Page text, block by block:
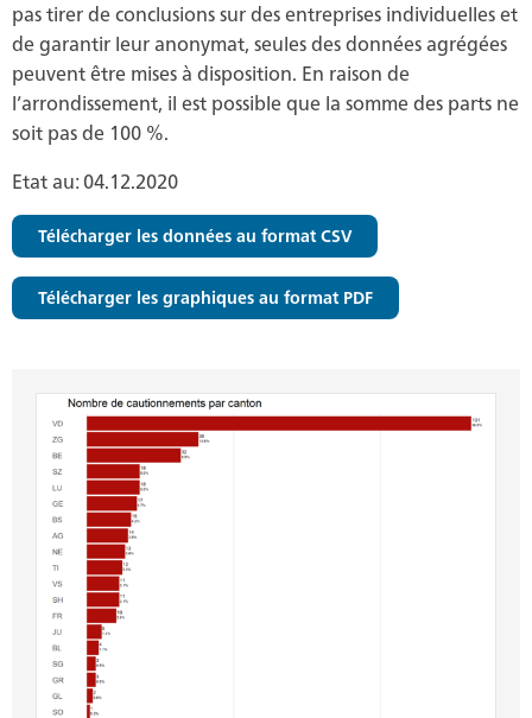
pas tirer de conclusions sur des entreprises individuelles et
de garantir leur anonymat, seules des données agrégées
peuvent être mises à disposition. En raison de
l’arrondissement, il est possible que la somme des parts ne
soit pas de 100 %.
Etat au: 04.12.2020
Télécharger les données au format CSV
Télécharger les graphiques au format PDF